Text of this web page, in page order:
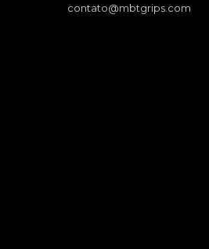
contato@mbtgrips.com